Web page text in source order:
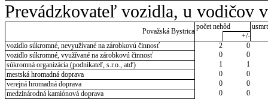
Prevádzkovateľ vozidla, u vodičov
Považská Bystrica
počet nehôd
+/-
vozidlo súkromné, nevyužívané na zárobkovú činnosť
2
0
vozidlo súkromné, využívané na zárobkovú činnosť
0
0
súkromná organizácia (podnikateľ, s.r.o., atď)
1
1
mestská hromadná doprava
0
0
verejná hromadná doprava
0
0
medzinárodná kamiónová doprava
0
0